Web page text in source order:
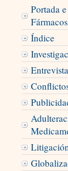
Portada
Fármacos
Índice